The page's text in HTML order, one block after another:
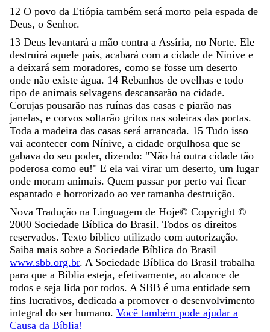
12 O povo da Etiópia também será morto pela espada de
Deus, o Senhor.
13 Deus levantará a mão contra a Assíria, no Norte. Ele
destruirá aquele país, acabará com a cidade de Nínive e
a deixará sem moradores, como se fosse um deserto
onde não existe água. 14 Rebanhos de ovelhas e todo
tipo de animais selvagens descansarão na cidade.
Corujas pousarão nas ruínas das casas e piarão nas
janelas, e corvos soltarão gritos nas soleiras das portas.
Toda a madeira das casas será arrancada. 15 Tudo isso
vai acontecer com Nínive, a cidade orgulhosa que se
gabava do seu poder, dizendo: "Não há outra cidade tão
poderosa como eu!" E ela vai virar um deserto, um lugar
onde moram animais. Quem passar por perto vai ficar
espantado e horrorizado ao ver tamanha destruição.
Nova Tradução na Linguagem de Hoje© Copyright ©
2000 Sociedade Bíblica do Brasil. Todos os direitos
reservados. Texto bíblico utilizado com autorização.
Saiba mais sobre a Sociedade Bíblica do Brasil
www.sbb.org.br. A Sociedade Bíblica do Brasil trabalha
para que a Bíblia esteja, efetivamente, ao alcance de
todos e seja lida por todos. A SBB é uma entidade sem
fins lucrativos, dedicada a promover o desenvolvimento
integral do ser humano. Você também pode ajudar a
Causa da Bíblia!